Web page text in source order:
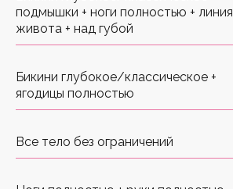
подмышки + ноги полностью + линия
живота + над губой
Бикини глубокое/классическое +
ягодицы полностью
Все тело без ограничений